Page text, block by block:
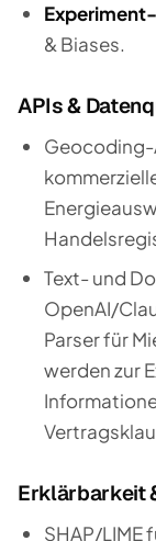
& Biases.
APIs &
Geocoding-
Text- und
OpenAI/
Parser für
werden zur
Erklärbarkeit
SHAP/